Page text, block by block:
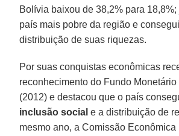
Bolívia baixou de 38,2% para
país mais pobre da região e
distribuição de suas riquezas.
Por suas conquistas econômicas
reconhecimento do Fundo Monetário
(2012) e destacou que o país
inclusão social e a distribuição de
mesmo ano, a Comissão Econômica